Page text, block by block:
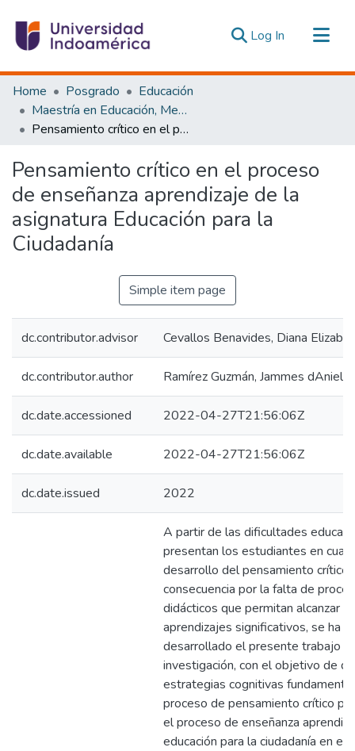
Log In (current)
Communities & Collections
All of DSpace
Statistics
Home Posgrado
Educación
Maestría en Educación, Mención Innovación y Liderazgo Educativo
Pensamiento crítico en el proceso de enseñanza aprendizaje de la asignatura Educación para la Ciudadanía
Pensamiento crítico en el proceso
de enseñanza aprendizaje de la
asignatura Educación para la
Ciudadanía
Simple item page
dc.contributor.advisor Cevallos Benavides, Diana
dc.contributor.author Ramírez Guzmán, Jammes dAniel
dc.date.accessioned 2022-04-27T21:56:06Z
dc.date.available 2022-04-27T21:56:06Z
dc.date.issued 2022
A partir de las dificultades
presentan los estudiantes en
desarrollo del pensamiento crítico,
consecuencia por la falta de
didácticos que permitan alcanzar
aprendizajes significativos, se ha
desarrollado el presente trabajo
investigación, con el objetivo de
estrategias cognitivas
proceso de pensamiento crítico
el proceso de enseñanza
educación para la ciudadanía en